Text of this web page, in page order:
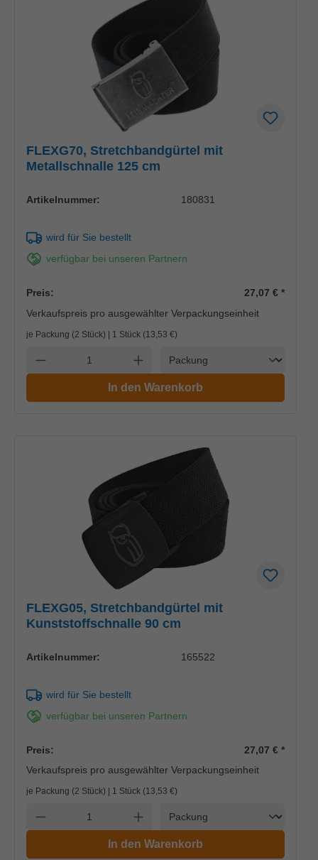
FLEXG70, Stretchbandgürtel mit
Metallschnalle 125 cm
Artikelnummer: 180831
wird für Sie bestellt
verfügbar bei unseren Partnern
Preis: 27,07 €*
Verkaufspreis pro ausgewählter Verpackungseinheit
je Packung (2 Stück) | 1 Stück (13,53 €)
Anzahl verringern Anzahl erhöhen
In den Warenkorb
FLEXG05, Stretchbandgürtel mit
Kunststoffschnalle 90 cm
Artikelnummer: 165522
wird für Sie bestellt
verfügbar bei unseren Partnern
Preis: 27,07 €*
Verkaufspreis pro ausgewählter Verpackungseinheit
je Packung (2 Stück) | 1 Stück (13,53 €)
Anzahl verringern Anzahl erhöhen
In den Warenkorb